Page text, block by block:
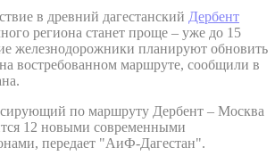
в древний дагестанский Дербент
региона станет проще – уже до 15
железнодорожники планируют обновить
востребованном маршруте, сообщили в
по маршруту Дербент – Москва
12 новыми современными
передает "АиФ-Дагестан".